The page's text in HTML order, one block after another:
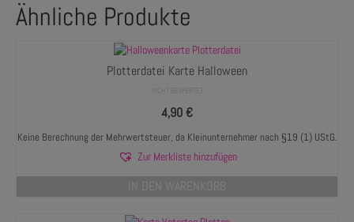
Ähnliche Produkte
Plotterdatei Karte Halloween
4,90€
Keine Berechnung der Mehrwertsteuer, da Kleinunternehmer nach §19 (1) UStG.
Zur Merkliste hinzufügen
IN DEN WARENKORB